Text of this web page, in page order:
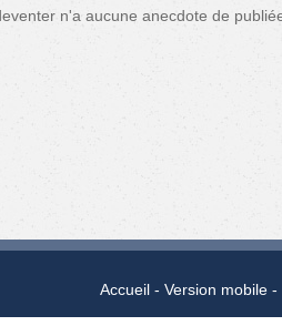
n'a aucune anecdote de
Accueil Version mobile